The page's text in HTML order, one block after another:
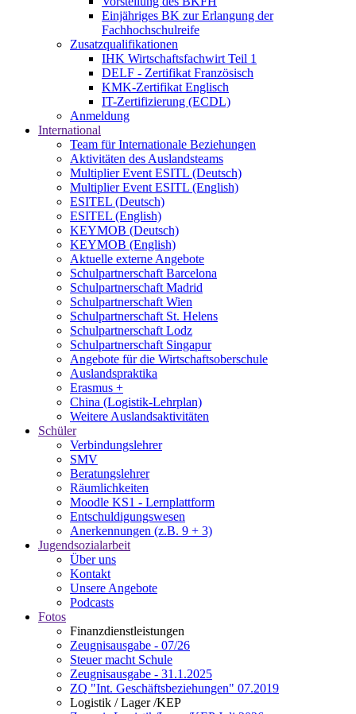
Einjähriges BK zur Erlangung der
Fachhochschulreife
Zusatzqualifikationen
IHK Wirtschaftsfachwirt Teil 1
DELF - Zertifikat Französisch
KMK-Zertifikat Englisch
IT-Zertifizierung (ECDL)
Anmeldung
International
Team für Internationale Beziehungen
Aktivitäten des Auslandsteams
Multiplier Event ESITL (Deutsch)
Multiplier Event ESITL (English)
ESITEL (Deutsch)
ESITEL (English)
KEYMOB (Deutsch)
KEYMOB (English)
Aktuelle externe Angebote
Schulpartnerschaft Barcelona
Schulpartnerschaft Madrid
Schulpartnerschaft Wien
Schulpartnerschaft St. Helens
Schulpartnerschaft Lodz
Schulpartnerschaft Singapur
Angebote für die Wirtschaftsoberschule
Auslandspraktika
Erasmus +
China (Logistik-Lehrplan)
Weitere Auslandsaktivitäten
Schüler
Verbindungslehrer
SMV
Beratungslehrer
Räumlichkeiten
Moodle KS1 - Lernplattform
Entschuldigungswesen
Anerkennungen (z.B. 9 + 3)
Jugendsozialarbeit
Über uns
Kontakt
Unsere Angebote
Podcasts
Fotos
Finanzdienstleistungen
Zeugnisausgabe - 07/26
Steuer macht Schule
Zeugnisausgabe - 31.1.2025
ZQ "Int. Geschäftsbeziehungen" 07.2019
Logistik / Lager /KEP